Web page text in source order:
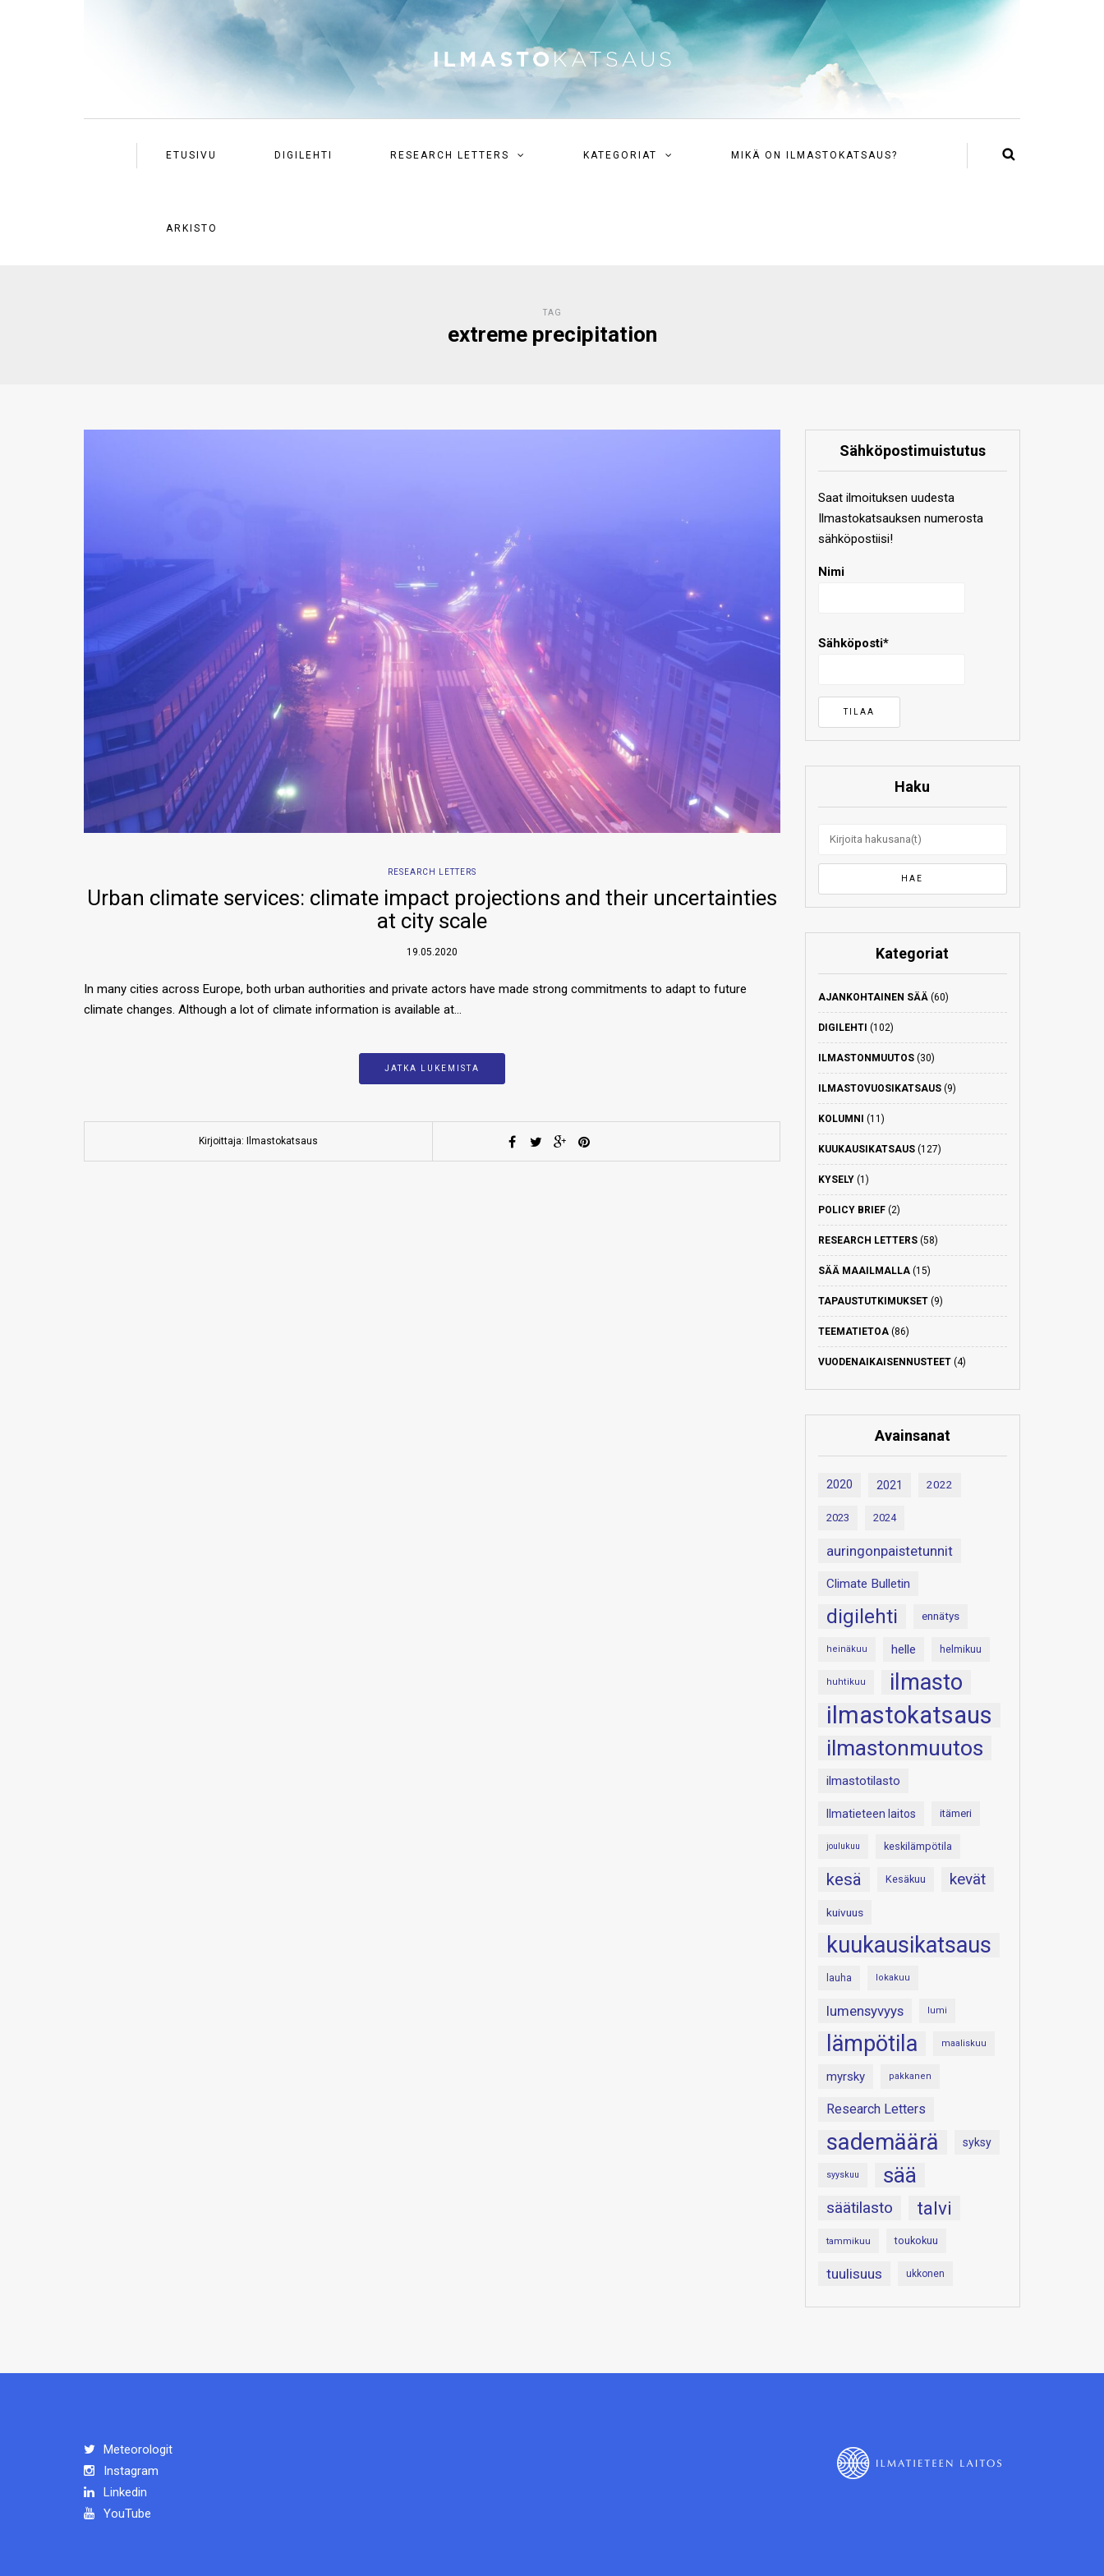
ETUSIVU DIGILEHTI RESEARCH LETTERS KATEGORIAT MIKÄ ON ILMASTOKATSAUS?
ARKISTO
TAG
extreme precipitation
RESEARCH LETTERS
Urban climate services: climate impact projections and their uncertainties
at city scale
19.05.2020
In many cities across Europe, both urban authorities and private actors have made strong commitments to adapt to future
climate changes. Although a lot of climate information is available at…
JATKA LUKEMISTA
Kirjoittaja: Ilmastokatsaus
Sähköpostimuistutus
Saat ilmoituksen uudesta
Ilmastokatsauksen numerosta
sähköpostiisi!
Nimi
Sähköposti*
Haku
Kategoriat
AJANKOHTAINEN SÄÄ(60)
DIGILEHTI (102)
ILMASTONMUUTOS(30)
ILMASTOVUOSIKATSAUS(9)
KOLUMNI (11)
KUUKAUSIKATSAUS(127)
KYSELY(1)
POLICY BRIEF(2)
RESEARCH LETTERS(58)
SÄÄ MAAILMALLA(15)
TAPAUSTUTKIMUKSET(9)
TEEMATIETOA(86)
VUODENAIKAISENNUSTEET(4)
Avainsanat
2020 2021 2022
2023 2024
auringonpaistetunnit
Climate Bulletin
digilehti ennätys
heinäkuu helle helmikuu
huhtikuu ilmasto
ilmastokatsaus
ilmastonmuutos
ilmastotilasto
Ilmatieteen laitos itämeri
joulukuu keskilämpötila
kesä Kesäkuu kevät
kuivuus
kuukausikatsaus
lauha lokakuu
lumensyvyys lumi
lämpötila maaliskuu
myrsky pakkanen
Research Letters
sademäärä syksy
syyskuu sää
säätilasto talvi
tammikuu toukokuu
tuulisuus ukkonen
Meteorologit
Instagram
Linkedin
YouTube